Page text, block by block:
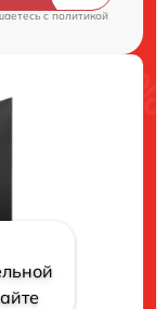
c политикой